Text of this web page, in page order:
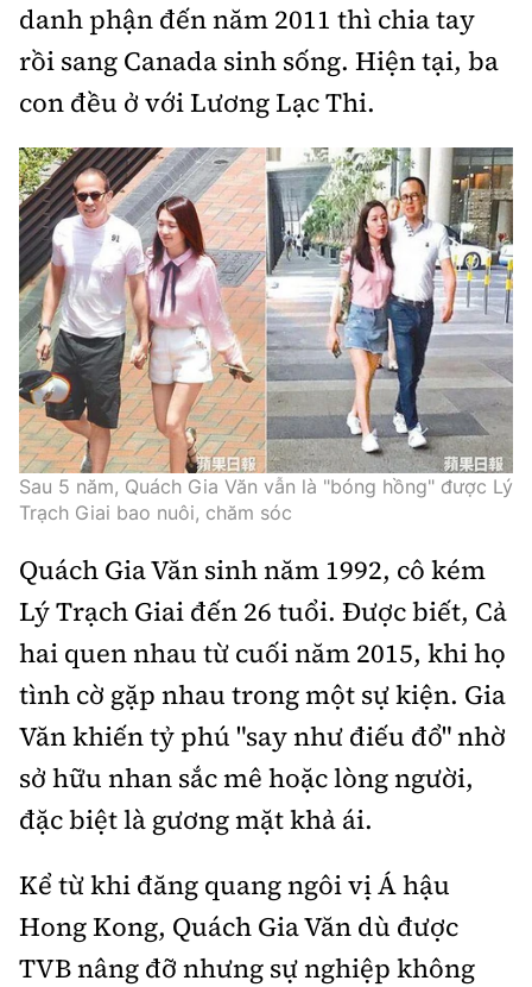
danh phận đến năm 2011 thì chia tay
rồi sang Canada sinh sống. Hiện tại, ba
con đều ở với Lương Lạc Thi.
Sau 5 năm, Quách Gia Văn vẫn là "bóng hồng" được Lý
Trạch Giai bao nuôi, chăm sóc
Quách Gia Văn sinh năm 1992, cô kém
Lý Trạch Giai đến 26 tuổi. Được biết, Cả
hai quen nhau từ cuối năm 2015, khi họ
tình cờ gặp nhau trong một sự kiện. Gia
Văn khiến tỷ phú "say như điếu đổ" nhờ
sở hữu nhan sắc mê hoặc lòng người,
đặc biệt là gương mặt khả ái.
Kể từ khi đăng quang ngôi vị Á hậu
Hong Kong, Quách Gia Văn dù được
TVB nâng đỡ nhưng sự nghiệp không